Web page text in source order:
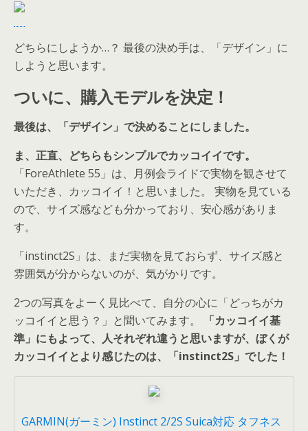
どちらにしようか…？ 最後の決め手は、「デザイン」に
しようと思います。
ついに、購入モデルを決定！
最後は、「デザイン」で決めることにしました。
ま、正直、どちらもシンプルでカッコイイです。
「ForeAthlete 55」は、月例会ライドで実物を観させて
いただき、カッコイイ！と思いました。 実物を見ている
ので、サイズ感なども分かっており、安心感がありま
す。
「instinct2S」は、まだ実物を見ておらず、サイズ感と
雰囲気が分からないのが、気がかりです。
2つの写真をよーく見比べて、自分の心に「どっちがカ
ッコイイと思う？」と聞いてみます。
「カッコイイ基
準」にもよって、人それぞれ違うと思いますが、ぼくが
カッコイイとより感じたのは、「instinct2S」でした！
GARMIN(ガーミン) Instinct 2/2S Suica対応 タフネス